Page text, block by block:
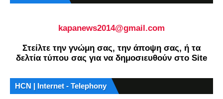
kapanews2014@gmail.com
Στείλτε την γνώμη σας, την άποψη σας, ή τα
δελτία τύπου σας για να δημοσιευθούν στο Site
HCN | Internet - Telephony